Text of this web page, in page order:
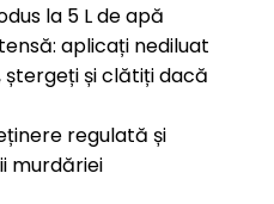
la 5 L de apă
aplicați nediluat
și clătiți dacă
regulată și
murdăriei